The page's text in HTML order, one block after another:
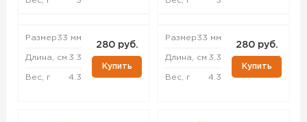
Размер33 мм
Длина, см 3.3
Вес, г 4.3
280 руб.
Купить
Размер33 мм
Длина, см 3.3
Вес, г 4.3
280 руб.
Купить